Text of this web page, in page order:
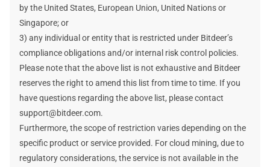
by the United States, European Union, United Nations or
Singapore; or
3) any individual or entity that is restricted under Bitdeer’s
compliance obligations and/or internal risk control policies.
Please note that the above list is not exhaustive and Bitdeer
reserves the right to amend this list from time to time. If you
have questions regarding the above list, please contact
support@bitdeer.com.
Furthermore, the scope of restriction varies depending on the
specific product or service provided. For cloud mining, due to
regulatory considerations, the service is not available in the